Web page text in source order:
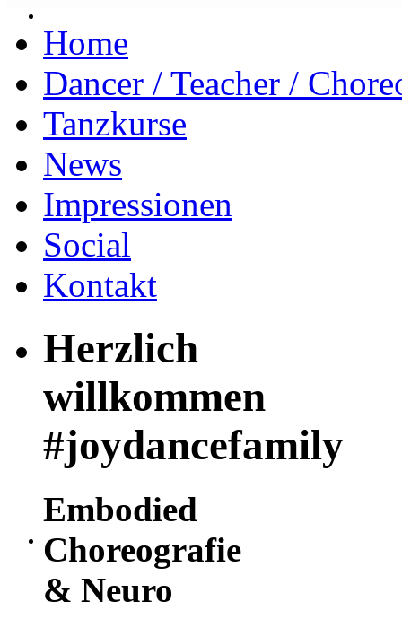
Home
Dancer / Teacher /
Tanzkurse
News
Impressionen
Social
Kontakt
Herzlich
willkommen
#joydancefamily
Embodied
Choreografie
& Neuro